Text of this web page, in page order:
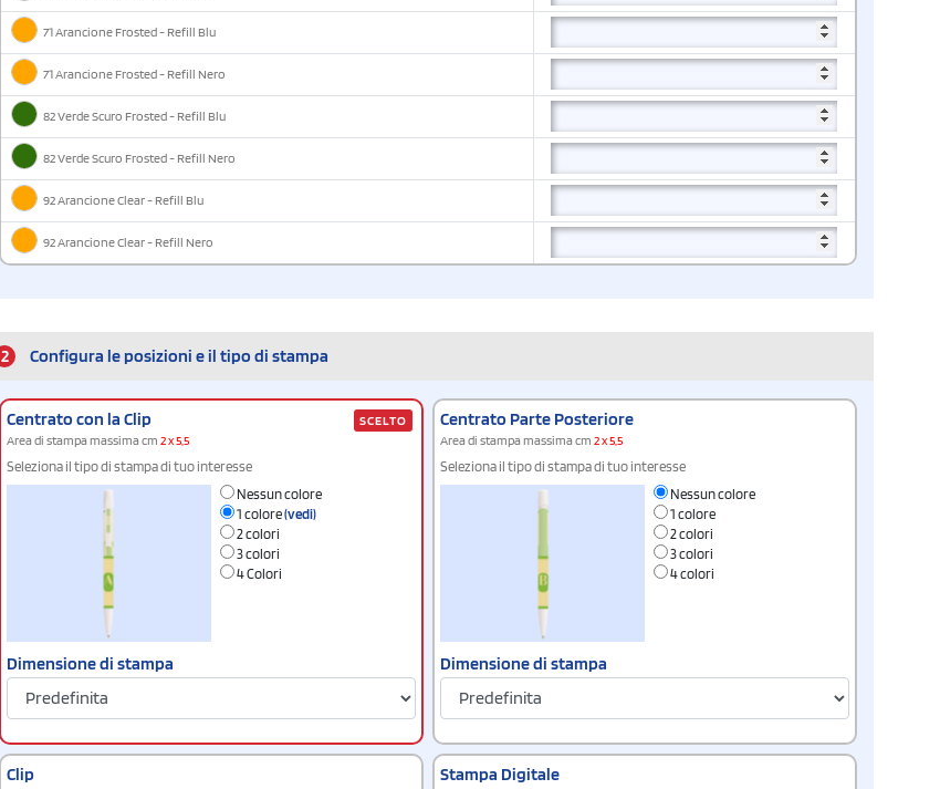
71 Arancione Frosted - Refill Blu
71 Arancione Frosted - Refill Nero
82 Verde Scuro Frosted - Refill Blu
82 Verde Scuro Frosted - Refill Nero
92 Arancione Clear - Refill Blu
92 Arancione Clear - Refill Nero
2 Configura le posizioni e il tipo di stampa
Centrato con la Clip
Area di stampa massima cm 2 x 5,5
Seleziona il tipo di stampa di tuo interesse
Nessun colore
1 colore(vedi)
2 colori
3 colori
4 Colori
Dimensione di stampa
SCELTO Centrato Parte Posteriore
Area di stampa massima cm 2 x 5,5
Seleziona il tipo di stampa di tuo interesse
Nessun colore
1 colore
2 colori
3 colori
4 colori
Dimensione di stampa
Clip Stampa Digitale